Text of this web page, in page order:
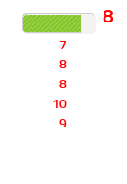
8
7
8
8
10
9